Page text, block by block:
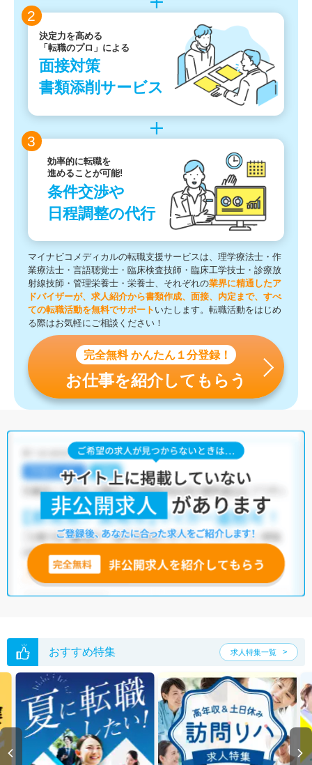
2
決定力を高める
「転職のプロ」による
面接対策
書類添削サービス
3
効率的に転職を
進めることが可能!
条件交渉や
日程調整の代行
マイナビコメディカルの転職支援サービスは、理学療法士・作
業療法士・言語聴覚士・臨床検査技師・臨床工学技士・診療放
射線技師・管理栄養士・栄養士、それぞれの業界に精通したア
ドバイザーが、求人紹介から書類作成、面接、内定まで、すべ
ての転職活動を無料でサポート いたします。転職活動をはじめ
る際はお気軽にご相談ください！
完全無料 かんたん１分登録！
お仕事を紹介してもらう
おすすめ特集 求人特集一覧